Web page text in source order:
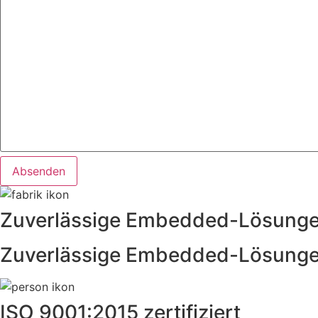
Zuverlässige Embedded-
Zuverlässige Embedded-
ISO 9001:2015 zertifiziert